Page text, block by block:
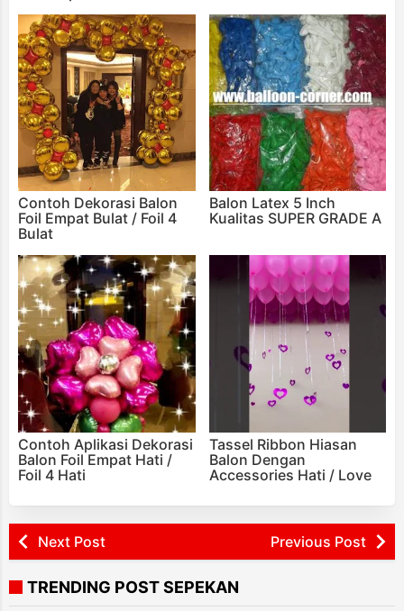
Contoh Dekorasi Balon
Foil Empat Bulat / Foil 4
Bulat
Balon Latex 5 Inch
Kualitas SUPER GRADE A
Contoh Aplikasi Dekorasi
Balon Foil Empat Hati /
Foil 4 Hati
Tassel Ribbon Hiasan
Balon Dengan
Accessories Hati / Love
Next Post Previous Post
TRENDING POST SEPEKAN